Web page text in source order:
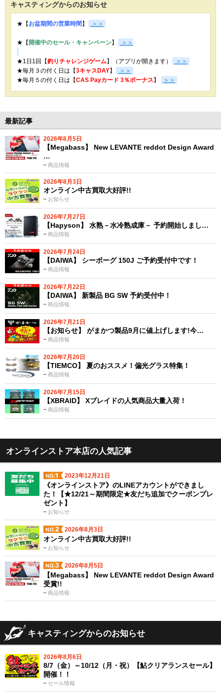
キャスティングからのお知らせ
★【 お盆期間の営業時間 】 ＞＞
★【 開催中のセール・キャンペーン】 ＞＞
★1日1回【釣りチャレンジゲーム】（アプリが開きます）
＞＞
★毎月３の付く日は【3キャスDAY】
＞＞
★毎月５の付く日は【CAS Payカード 3％ボーナス 】 ＞＞
最新記事
2026年8月5日
商品情報
【Megabass】 New LEVANTE reddot Design Award
…
2026年8月3日
お知らせ
オンライン中古買取大好評!!
2026年7月27日
商品情報
【Hapyson】 水熟－水冷熟成庫－ 予約開始しまし…
2026年7月24日
商品情報
【DAIWA】 シーボーグ 150J ご予約受付中です！
2026年7月22日
商品情報
【DAIWA】 新製品 BG SW 予約受付中！
2026年7月21日
商品情報
【お知らせ】 がまかつ製品9月に値上げします!今…
2026年7月20日
商品情報
【TIEMCO】 夏のおススメ！偏光グラス特集！
2026年7月15日
商品情報
【XBRAID】 Xブレイドの人気商品大量入荷！
オンラインストア本店の人気記事
2023年12月21日
お知らせ
《オンラインストア》のLINEアカウントができまし
た！【★12/21～期間限定★友だち追加でクーポンプレ
ゼント】
2026年8月3日
お知らせ
オンライン中古買取大好評!!
2026年8月5日
商品情報
【Megabass】 New LEVANTE reddot Design Award
受賞!!
キャスティングからのお知らせ
2026年8月6日
セール情報
8/7（金）～10/12（月・祝）【鮎クリアランスセール】
開催！！